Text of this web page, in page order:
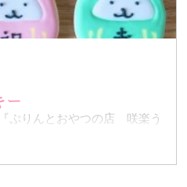
ー
ぷりんとおやつの店 咲楽う
イシングクッキーの販売を初